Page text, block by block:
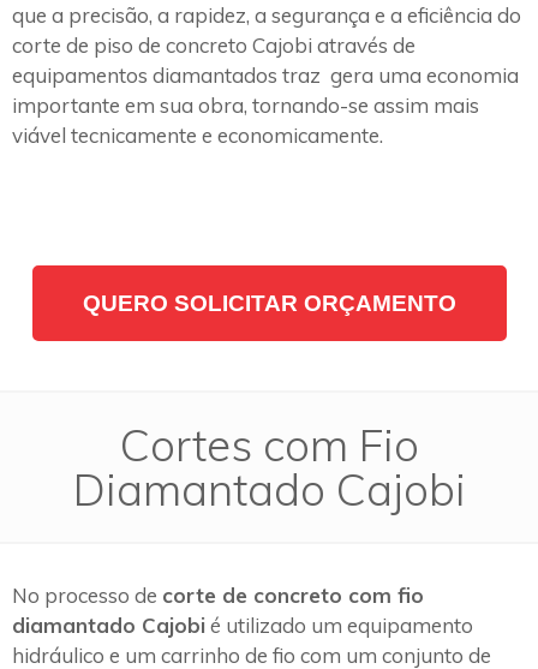
que a precisão, a rapidez, a segurança e a eficiência do
corte de piso de concreto Cajobi através de
equipamentos diamantados traz gera uma economia
importante em sua obra, tornando-se assim mais
viável tecnicamente e economicamente.
QUERO SOLICITAR ORÇAMENTO
Cortes com Fio
Diamantado Cajobi
No processo de corte de concreto com fio
diamantado Cajobi é utilizado um equipamento
hidráulico e um carrinho de fio com um conjunto de